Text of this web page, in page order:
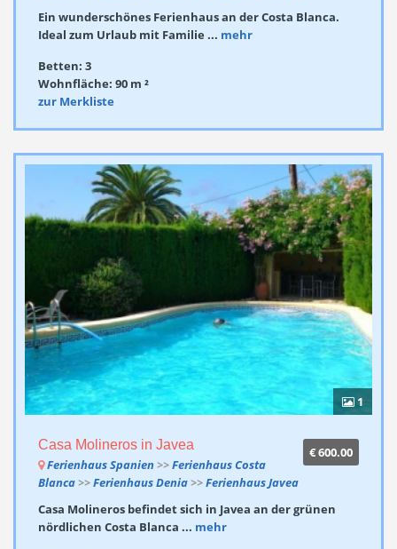
Ein wunderschönes Ferienhaus an der Costa Blanca.
Ideal zum Urlaub mit Familie ... mehr
Betten: 3
Wohnfläche: 90 m ²
zur Merkliste
1
€ 600.00
Casa Molineros in Javea
Ferienhaus Spanien >>Ferienhaus Costa
Blanca>>Ferienhaus Denia>>Ferienhaus Javea
Casa Molineros befindet sich in Javea an der grünen
nördlichen Costa Blanca ... mehr